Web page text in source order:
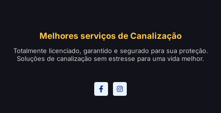
Melhores serviços de Canalização
Totalmente licenciado, garantido e segurado para sua proteção.
Soluções de canalização sem estresse para uma vida melhor.